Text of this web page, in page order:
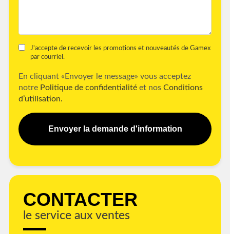
J'accepte de recevoir les promotions et nouveautés de Gamex
par courriel.
En cliquant «Envoyer le message» vous acceptez
notre Politique de confidentialité et nos Conditions
d’utilisation.
Envoyer la demande d'information
CONTACTER
le service aux ventes